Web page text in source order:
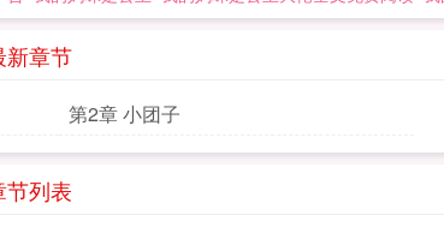
新章节
第2章 小团子
节列表